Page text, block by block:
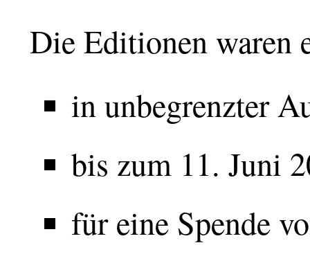
Die Editionen waren
in unbegrenzter
bis zum 11. Juni
für eine Spende